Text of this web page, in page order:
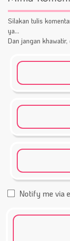
Silakan tulis
ya...
Dan jangan
Notify me via